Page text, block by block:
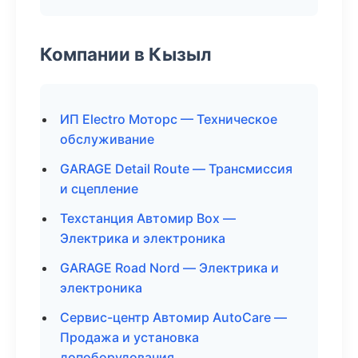
Компании в Кызыл
ИП Electro Моторс — Техническое
обслуживание
GARAGE Detail Route — Трансмиссия
и сцепление
Техстанция Автомир Box —
Электрика и электроника
GARAGE Road Nord — Электрика и
электроника
Сервис-центр Автомир AutoCare —
Продажа и установка